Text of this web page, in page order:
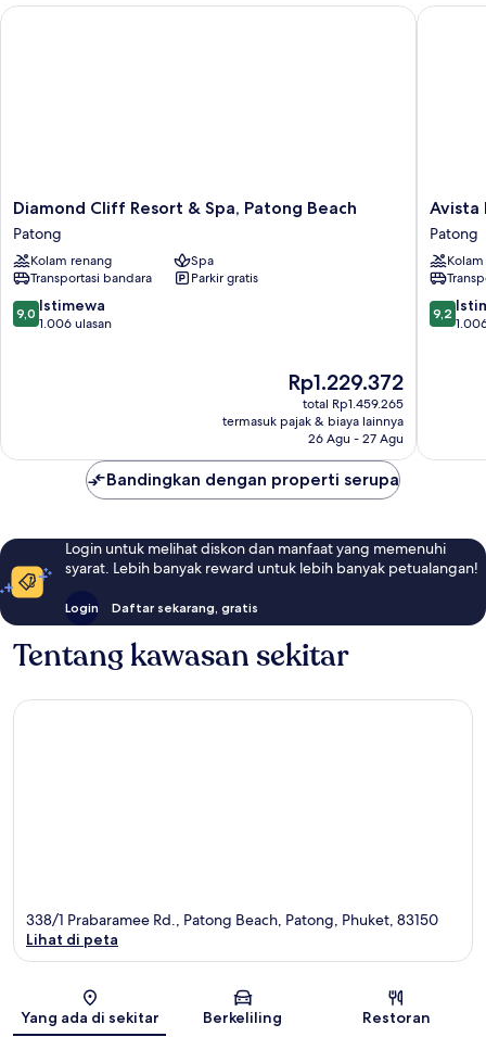
Sea
Diamond
Cliff
Resort
&
Spa,
Patong
Beach
Diamond Cliff Resort & Spa, Patong Beach
Patong
Kolam renang
Spa
Transportasi bandara
Parkir gratis
9.0
dari
9,0 Istimewa
1.006 ulasan
Harga
sekarang
Rp1.229.372
Rp1.229.372
total Rp1.459.265
termasuk pajak & biaya lainnya
26 Agu - 27 Agu
Diamond Cliff Resort & Spa, Patong Beach
Avista
Phuket
Patong
-
Patong
Avista
Patong
9.2
dari
9,2
Avista
Bandingkan dengan properti serupa
Login untuk melihat diskon dan manfaat yang memenuhi
syarat. Lebih banyak reward untuk lebih banyak petualangan!
Login Daftar sekarang, gratis
Tentang kawasan sekitar
Peta
338/1 Prabaramee Rd., Patong Beach, Patong, Phuket, 83150
Lihat di peta
Yang ada di sekitar Berkeliling Restoran